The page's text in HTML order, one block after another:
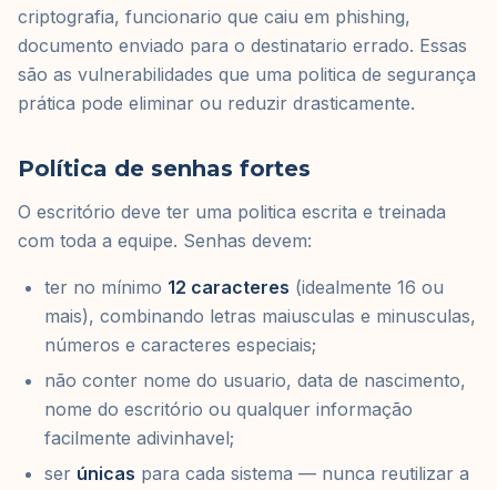
criptografia, funcionario que caiu em phishing,
documento enviado para o destinatario errado. Essas
são as vulnerabilidades que uma politica de segurança
prática pode eliminar ou reduzir drasticamente.
Política de senhas fortes
O escritório deve ter uma politica escrita e treinada
com toda a equipe. Senhas devem:
ter no mínimo 12 caracteres (idealmente 16 ou
mais), combinando letras maiusculas e minusculas,
números e caracteres especiais;
não conter nome do usuario, data de nascimento,
nome do escritório ou qualquer informação
facilmente adivinhavel;
ser únicas para cada sistema — nunca reutilizar a